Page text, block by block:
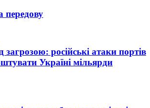
передову
загрозою: російські атаки портів
Україні мільярди